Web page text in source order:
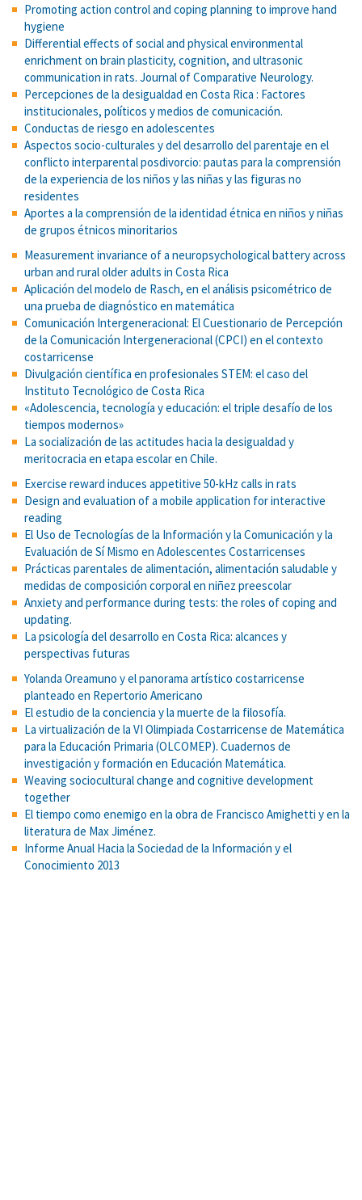
Promoting action control and coping planning to improve hand
hygiene
Differential effects of social and physical environmental
enrichment on brain plasticity, cognition, and ultrasonic
communication in rats. Journal of Comparative Neurology.
Percepciones de la desigualdad en Costa Rica : Factores
institucionales, políticos y medios de comunicación.
Conductas de riesgo en adolescentes
Aspectos socio-culturales y del desarrollo del parentaje en el
conflicto interparental posdivorcio: pautas para la comprensión
de la experiencia de los niños y las niñas y las figuras no
residentes
Aportes a la comprensión de la identidad étnica en niños y niñas
de grupos étnicos minoritarios
Measurement invariance of a neuropsychological battery across
urban and rural older adults in Costa Rica
Aplicación del modelo de Rasch, en el análisis psicométrico de
una prueba de diagnóstico en matemática
Comunicación Intergeneracional: El Cuestionario de Percepción
de la Comunicación Intergeneracional (CPCI) en el contexto
costarricense
Divulgación científica en profesionales STEM: el caso del
Instituto Tecnológico de Costa Rica
«Adolescencia, tecnología y educación: el triple desafío de los
tiempos modernos»
La socialización de las actitudes hacia la desigualdad y
meritocracia en etapa escolar en Chile.
Exercise reward induces appetitive 50-kHz calls in rats
Design and evaluation of a mobile application for interactive
reading
El Uso de Tecnologías de la Información y la Comunicación y la
Evaluación de Sí Mismo en Adolescentes Costarricenses
Prácticas parentales de alimentación, alimentación saludable y
medidas de composición corporal en niñez preescolar
Anxiety and performance during tests: the roles of coping and
updating.
La psicología del desarrollo en Costa Rica: alcances y
perspectivas futuras
Yolanda Oreamuno y el panorama artístico costarricense
planteado en Repertorio Americano
El estudio de la conciencia y la muerte de la filosofía.
La virtualización de la VI Olimpiada Costarricense de Matemática
para la Educación Primaria (OLCOMEP). Cuadernos de
investigación y formación en Educación Matemática.
Weaving sociocultural change and cognitive development
together
El tiempo como enemigo en la obra de Francisco Amighetti y en la
literatura de Max Jiménez.
Informe Anual Hacia la Sociedad de la Información y el
Conocimiento 2013